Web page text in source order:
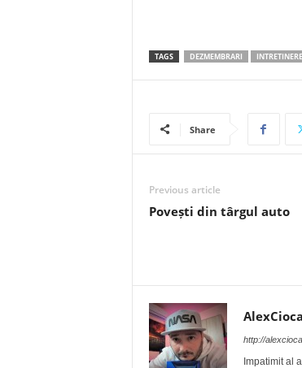
TAGS DEZMEMBRARI
Share
Previous article
Povești din târgul auto
http://
Impatimit al